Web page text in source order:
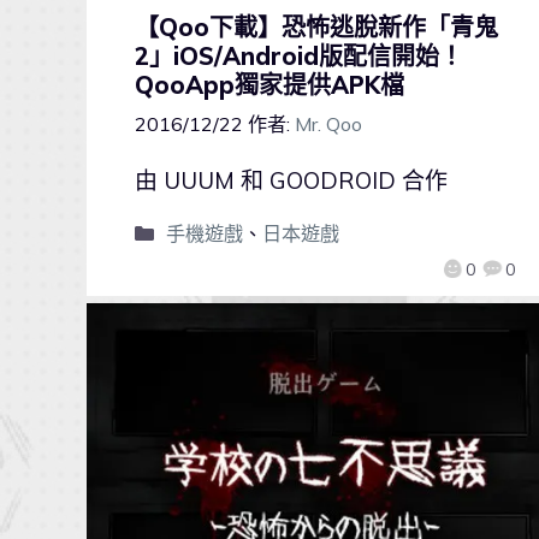
【Qoo下載】恐怖逃脫新作「青鬼
2」iOS/Android版配信開始！
QooApp獨家提供APK檔
2016/12/22 作者: Mr. Qoo
0 0
由 UUUM 和 GOODROID 合作
手機遊戲、 日本遊戲